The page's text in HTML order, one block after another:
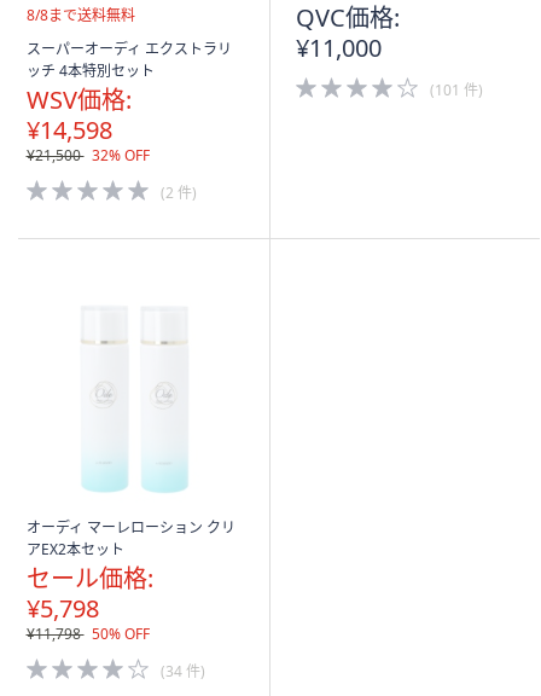
送
無
料
8/8まで送料無料
スーパーオーディ エクストラリ
ッチ 4本特別セット
WSV価格:
¥14,598
¥21,500 32% OFF
5.0
of
(2 件)
QVC価格:
¥11,000
4.0
of
(101 件)
オーディ マーレローション クリ
アEX2本セット
セール価格:
¥5,798
¥11,798 50% OFF
4.0
of
(34 件)